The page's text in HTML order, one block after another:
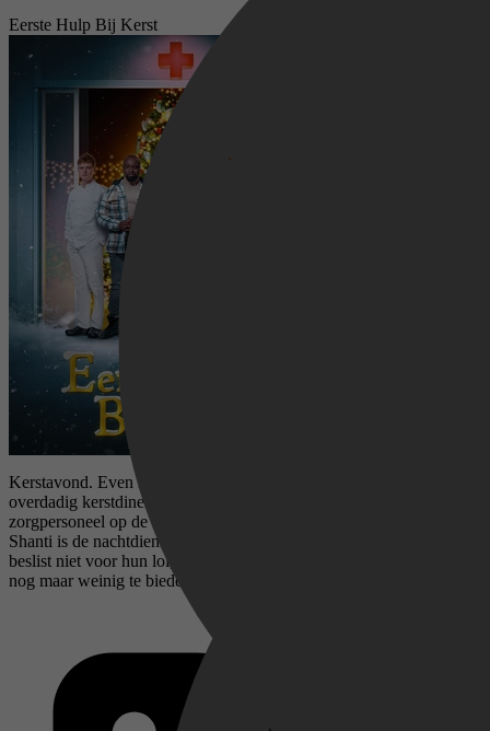
Eerste Hulp Bij Kerst
Kerstavond. Even staat alles in het teken van gezellig samenzijn, een
overdadig kerstdiner en cadeautjes uitpakken. Maar niet voor het
zorgpersoneel op de spoedeisende hulp. Voor Lily, Ben, Yannick en
Shanti is de nachtdienst nog maar net begonnen. Ook al zijn ze er
beslist niet voor hun lol, de wereld heeft buiten de ziekenhuismuren
nog maar weinig te bieden. Allemaal zijn ze Kerstavond ontvlucht.